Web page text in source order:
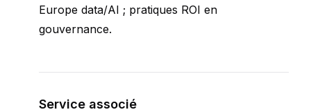
Europe data/AI ; pratiques ROI en
gouvernance.
Service associé